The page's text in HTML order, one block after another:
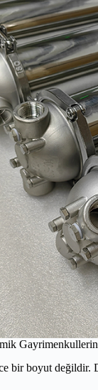
bir boyut değildir.